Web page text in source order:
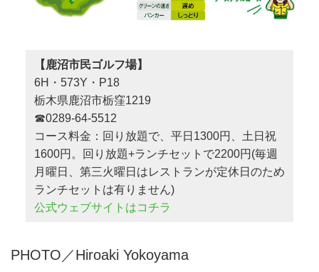
【鹿沼市民ゴルフ場】
6H・573Y・P18
栃木県鹿沼市栃窪1219
☎0289-64-5512
コース料金：回り放題で、平日1300円、土日祝
1600円。回り放題+ランチセットで2200円(毎週
月曜日、第三火曜日はレストランが定休日のため
ランチセットは有りません)
公式ウェブサイトはコチラ
PHOTO／Hiroaki Yokoyama